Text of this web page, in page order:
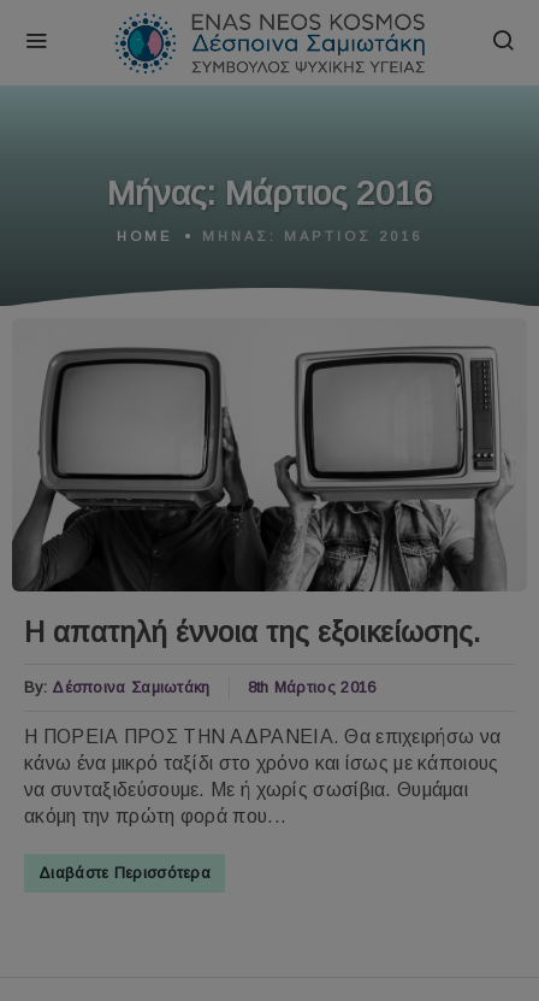
Μήνας: Μάρτιος 2016
HOME ΜΉΝΑΣ: ΜΆΡΤΙΟΣ 2016
Η απατηλή έννοια της εξοικείωσης.
By: Δέσποινα Σαμιωτάκη 8th Μάρτιος 2016
Η ΠΟΡΕΙΑ ΠΡΟΣ ΤΗΝ ΑΔΡΑΝΕΙΑ. Θα επιχειρήσω να
κάνω ένα μικρό ταξίδι στο χρόνο και ίσως με κάποιους
να συνταξιδεύσουμε. Με ή χωρίς σωσίβια. Θυμάμαι
ακόμη την πρώτη φορά που...
Διαβάστε Περισσότερα